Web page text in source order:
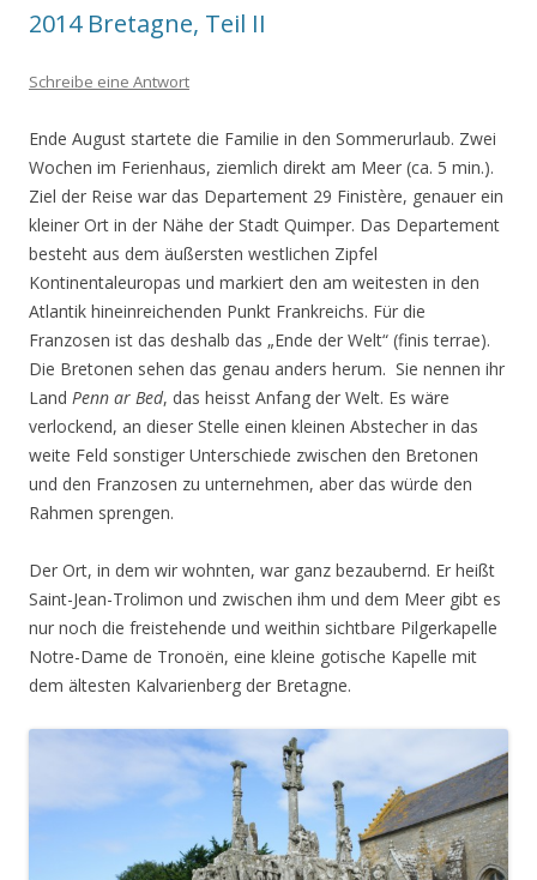
2014 Bretagne, Teil II
Schreibe eine Antwort
Ende August startete die Familie in den Sommerurlaub. Zwei
Wochen im Ferienhaus, ziemlich direkt am Meer (ca. 5 min.).
Ziel der Reise war das Departement 29 Finistère, genauer ein
kleiner Ort in der Nähe der Stadt Quimper. Das Departement
besteht aus dem äußersten westlichen Zipfel
Kontinentaleuropas und markiert den am weitesten in den
Atlantik hineinreichenden Punkt Frankreichs. Für die
Franzosen ist das deshalb das „Ende der Welt“ (finis terrae).
Die Bretonen sehen das genau anders herum. Sie nennen ihr
Land Penn ar Bed, das heisst Anfang der Welt. Es wäre
verlockend, an dieser Stelle einen kleinen Abstecher in das
weite Feld sonstiger Unterschiede zwischen den Bretonen
und den Franzosen zu unternehmen, aber das würde den
Rahmen sprengen.
Der Ort, in dem wir wohnten, war ganz bezaubernd. Er heißt
Saint-Jean-Trolimon und zwischen ihm und dem Meer gibt es
nur noch die freistehende und weithin sichtbare Pilgerkapelle
Notre-Dame de Tronoën, eine kleine gotische Kapelle mit
dem ältesten Kalvarienberg der Bretagne.